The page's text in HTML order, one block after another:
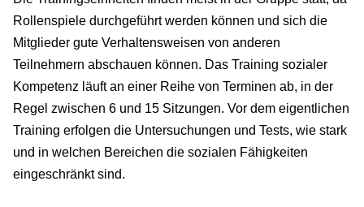
Rollenspiele durchgeführt werden können und sich die
Mitglieder gute Verhaltensweisen von anderen
Teilnehmern abschauen können. Das Training sozialer
Kompetenz läuft an einer Reihe von Terminen ab, in der
Regel zwischen 6 und 15 Sitzungen. Vor dem eigentlichen
Training erfolgen die Untersuchungen und Tests, wie stark
und in welchen Bereichen die sozialen Fähigkeiten
eingeschränkt sind.